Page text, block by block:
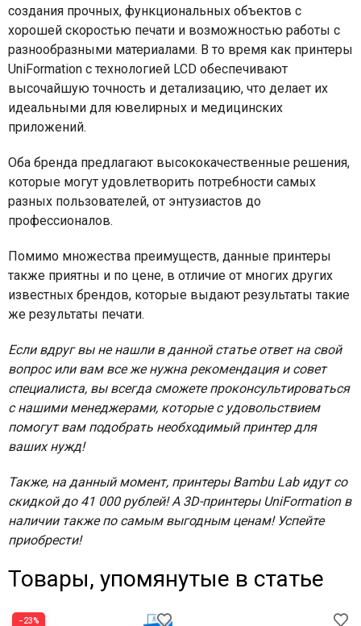
создания прочных, функциональных объектов с
хорошей скоростью печати и возможностью работы с
разнообразными материалами. В то время как принтеры
UniFormation с технологией LCD обеспечивают
высочайшую точность и детализацию, что делает их
идеальными для ювелирных и медицинских
приложений.
Оба бренда предлагают высококачественные решения,
которые могут удовлетворить потребности самых
разных пользователей, от энтузиастов до
профессионалов.
Помимо множества преимуществ, данные принтеры
также приятны и по цене, в отличие от многих других
известных брендов, которые выдают результаты такие
же результаты печати.
Если вдруг вы не нашли в данной статье ответ на свой
вопрос или вам все же нужна рекомендация и совет
специалиста, вы всегда сможете проконсультироваться
с нашими менеджерами, которые с удовольствием
помогут вам подобрать необходимый принтер для
ваших нужд!
Также, на данный момент, принтеры Bambu Lab идут со
скидкой до 41 000 рублей! А 3D-принтеры UniFormation в
наличии также по самым выгодным ценам! Успейте
приобрести!
Товары, упомянутые в статье
−23%